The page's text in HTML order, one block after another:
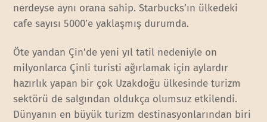
nerdeyse aynı orana sahip. Starbucks’ın ülkedeki
cafe sayısı 5000’e yaklaşmış durumda.
Öte yandan Çin’de yeni yıl tatil nedeniyle on
milyonlarca Çinli turisti ağırlamak için aylardır
hazırlık yapan bir çok Uzakdoğu ülkesinde turizm
sektörü de salgından oldukça olumsuz etkilendi.
Dünyanın en büyük turizm destinasyonlarından biri